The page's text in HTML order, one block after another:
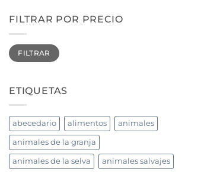
FILTRAR POR PRECIO
Precio
mínimo
Precio
máximo
FILTRAR
ETIQUETAS
abecedario alimentos animales
animales de la granja
animales de la selva animales salvajes